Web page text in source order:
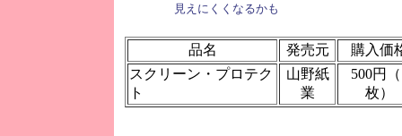
見えにくくなるかも
品名 発売元
購入価
スクリーン・プロテク
ト
山野紙
業
500円
枚）